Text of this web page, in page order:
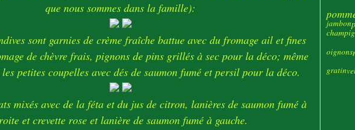
que nous sommes dans la famille):
sont garnies de crème fraîche battue avec du fromage ail et fines
de chèvre frais, pignons de pins grillés à sec pour la déco; même
petites coupelles avec dés de saumon fumé et persil pour la déco.
mixés avec de la féta et du jus de citron, lanières de saumon fumé à
et crevette rose et lanière de saumon fumé à gauche.
jambon
oignons
gratin